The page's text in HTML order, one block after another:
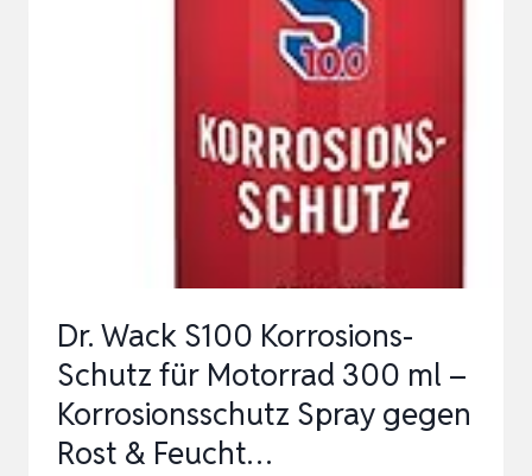
WACHSARTIGER
KORROSIONSSCHUTZ,
ZUR
KONSERVIERUNG,
FARBE:
MILCHIG
Dr. Wack S100 Korrosions-
Schutz für Motorrad 300 ml –
Korrosionsschutz Spray gegen
Rost & Feucht…